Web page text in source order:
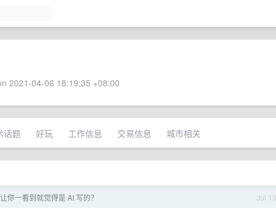
2021-04-06 18:19:35 +08:00
话题 好玩 工作信息 交易信息 城市相关
Jul 13
你一看到就觉得是 AI 写的？